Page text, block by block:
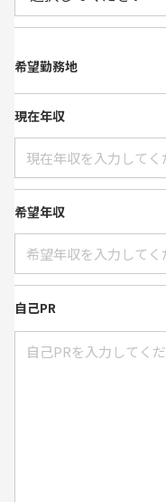
希望勤務地
現在年収
希望年収
自己PR